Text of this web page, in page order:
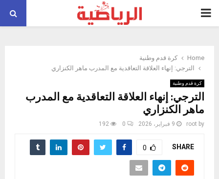
PRIMARY
Home
كرة قدم وطنية
الترجي: إنهاء العلاقة التعاقدية مع المدرب ماهر الكنزاري
كرة قدم وطنية
الترجي: إنهاء العلاقة التعاقدية مع المدرب
ماهر الكنزاري
by
root 9 فبراير، 2026 0
192
SHARE
0